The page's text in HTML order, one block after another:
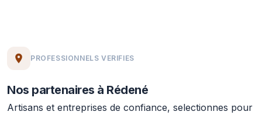
PROFESSIONNELS VERIFIES
Nos partenaires à Rédené
Artisans et entreprises de confiance, selectionnes pour